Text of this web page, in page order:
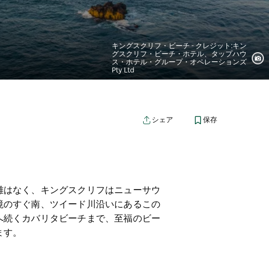
キングスクリフ・ビーチ - クレジット:キン
グスクリフ・ビーチ・ホテル、タップハウ
ス・ホテル・グループ・オペレーションズ
Pty Ltd
シェア 保存
なく、キングスクリフはニューサウ
すぐ南、ツイード川沿いにあるこの
くカバリタビーチまで、至福のビー
。